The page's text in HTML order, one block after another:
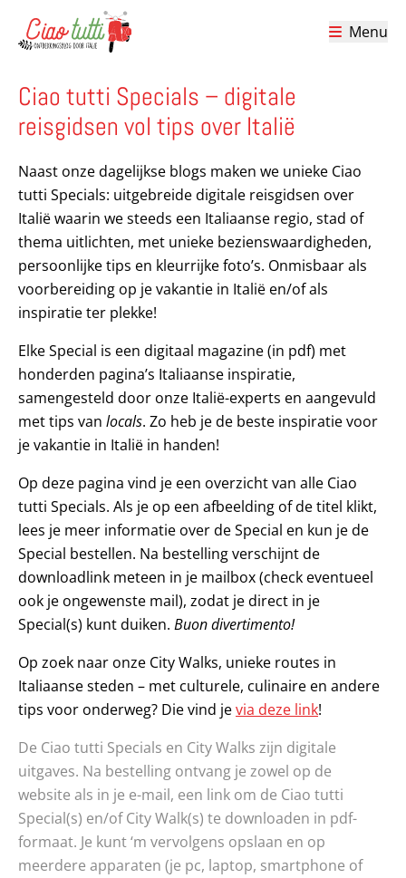
Menu
Ciao tutti Specials – digitale
reisgidsen vol tips over Italië
Naast onze dagelijkse blogs maken we unieke Ciao
tutti Specials: uitgebreide digitale reisgidsen over
Italië waarin we steeds een Italiaanse regio, stad of
thema uitlichten, met unieke bezienswaardigheden,
persoonlijke tips en kleurrijke foto’s. Onmisbaar als
voorbereiding op je vakantie in Italië en/of als
inspiratie ter plekke!
Elke Special is een digitaal magazine (in pdf) met
honderden pagina’s Italiaanse inspiratie,
samengesteld door onze Italië-experts en aangevuld
met tips van locals. Zo heb je de beste inspiratie voor
je vakantie in Italië in handen!
Op deze pagina vind je een overzicht van alle Ciao
tutti Specials. Als je op een afbeelding of de titel klikt,
lees je meer informatie over de Special en kun je de
Special bestellen. Na bestelling verschijnt de
downloadlink meteen in je mailbox (check eventueel
ook je ongewenste mail), zodat je direct in je
Special(s) kunt duiken. Buon divertimento!
Op zoek naar onze City Walks, unieke routes in
Italiaanse steden – met culturele, culinaire en andere
tips voor onderweg? Die vind jevia deze link!
De Ciao tutti Specials en City Walks zijn digitale
uitgaves. Na bestelling ontvang je zowel op de
website als in je e-mail, een link om de Ciao tutti
Special(s) en/of City Walk(s) te downloaden in pdf-
formaat. Je kunt ‘m vervolgens opslaan en op
meerdere apparaten (je pc, laptop, smartphone of